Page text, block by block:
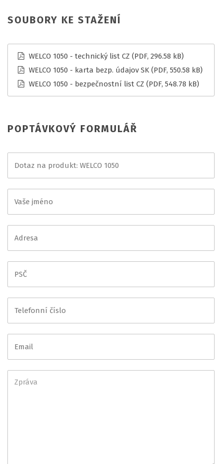
SOUBORY KE STAŽENÍ
WELCO 1050 - technický list CZ (PDF, 296.58 kB)
WELCO 1050 - karta bezp. údajov SK (PDF, 550.58 kB)
WELCO 1050 - bezpečnostní list CZ (PDF, 548.78 kB)
POPTÁVKOVÝ FORMULÁŘ